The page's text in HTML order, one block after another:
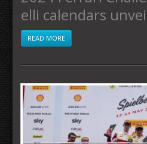
elli calendars
READ MORE